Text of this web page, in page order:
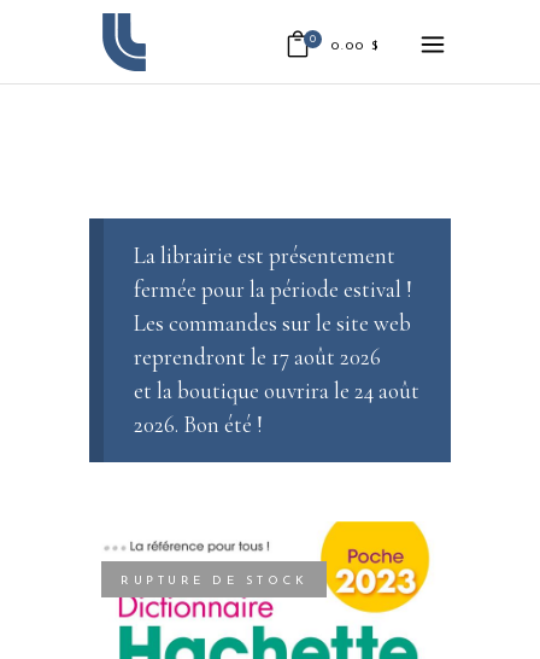
0 0.00 $
La librairie est présentement
fermée pour la période estival !
Les commandes sur le site web
reprendront le 17 août 2026
et la boutique ouvrira le 24 août
2026. Bon été !
RUPTURE DE STOCK